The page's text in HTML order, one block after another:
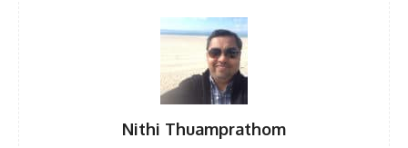
Nithi Thuamprathom